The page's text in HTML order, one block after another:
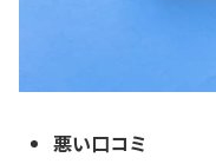
悪い口コミ